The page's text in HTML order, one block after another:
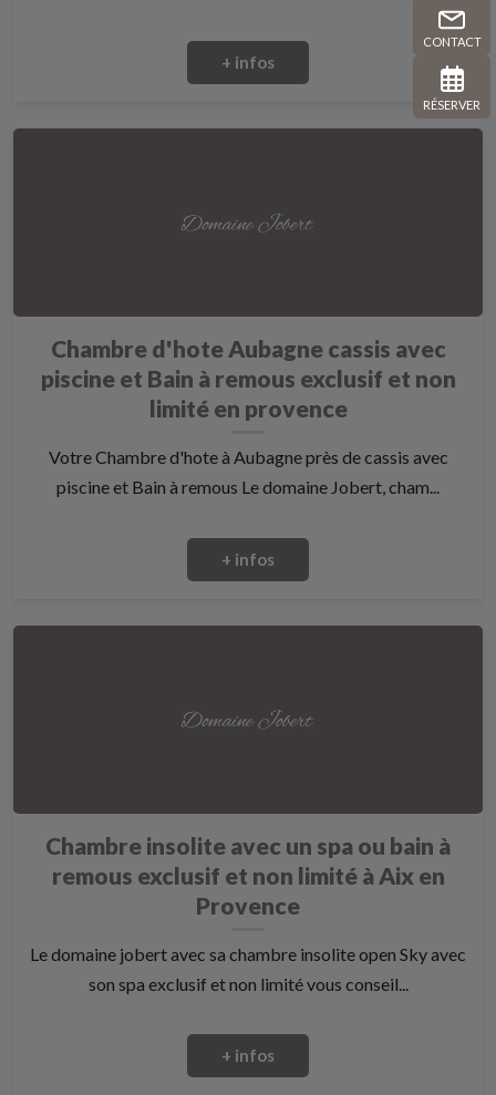
CONTACT
RÉSERVER
+ infos
Chambre d'hote Aubagne cassis avec
piscine et Bain à remous exclusif et non
limité en provence
Votre Chambre d'hote à Aubagne près de cassis avec
piscine et Bain à remous Le domaine Jobert, cham...
+ infos
Chambre insolite avec un spa ou bain à
remous exclusif et non limité à Aix en
Provence
Le domaine jobert avec sa chambre insolite open Sky avec
son spa exclusif et non limité vous conseil...
+ infos